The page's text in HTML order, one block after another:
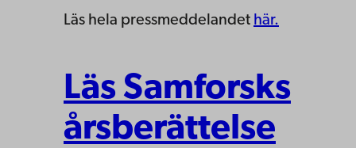
Läs hela pressmeddelandet här.
Läs Samforsks
årsberättelse